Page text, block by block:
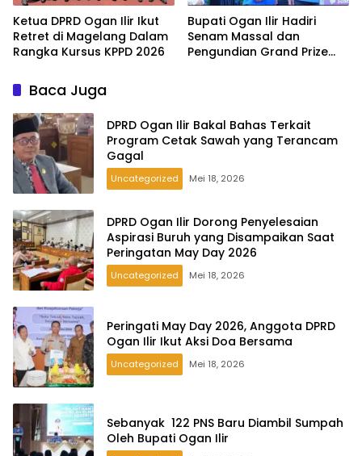
Ketua DPRD Ogan Ilir Ikut
Retret di Magelang Dalam
Rangka Kursus KPPD 2026
Bupati Ogan Ilir Hadiri
Senam Massal dan
Pengundian Grand Prize
Baca Juga
DPRD Ogan Ilir Bakal Bahas Terkait
Program Cetak Sawah yang Terancam
Gagal
Uncategorized Mei 18, 2026
DPRD Ogan Ilir Dorong Penyelesaian
Aspirasi Buruh yang Disampaikan Saat
Peringatan May Day 2026
Uncategorized Mei 18, 2026
Peringati May Day 2026, Anggota DPRD
Ogan Ilir Ikut Aksi Doa Bersama
Uncategorized Mei 18, 2026
Sebanyak 122 PNS Baru Diambil Sumpah
Oleh Bupati Ogan Ilir